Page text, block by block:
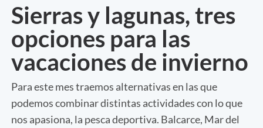
Sierras y lagunas, tres
opciones para las
vacaciones de invierno
Para este mes traemos alternativas en las que
podemos combinar distintas actividades con lo que
nos apasiona, la pesca deportiva. Balcarce, Mar del